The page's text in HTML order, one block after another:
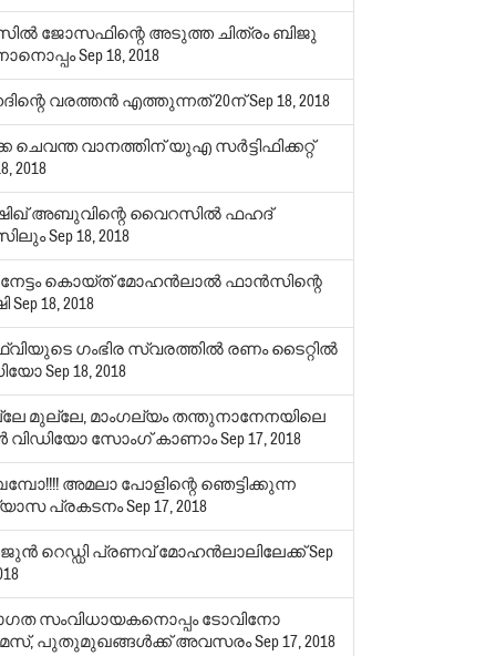
ജോസഫിന്റെ അടുത്ത ചിത്രം ബിജു
Sep 18, 2018
വരത്തന്‍ എത്തുന്നത് 20ന്Sep 18, 2018
ചെവന്ത വാനത്തിന് യുഎ സര്‍ട്ടിഫിക്കറ്റ്
2018
അബുവിന്റെ വൈറസില്‍ ഫഹദ്
Sep 18, 2018
കൊയ്ത് മോഹന്‍ലാല്‍ ഫാന്‍സിന്റെ
Sep 18, 2018
ഗംഭിര സ്വരത്തില്‍ രണം ടൈറ്റില്‍
Sep 18, 2018
മുല്ലേ, മാംഗല്യം തന്തുനാനേനയിലെ
സോംഗ് കാണാംSep 17, 2018
അമലാ പോളിന്റെ ഞെട്ടിക്കുന്ന
പ്രകടനംSep 17, 2018
റെഡ്ഡി പ്രണവ് മോഹന്‍ലാലിലേക്ക്Sep
സംവിധായകനൊപ്പം ടോവിനോ
പുതുമുഖങ്ങള്‍ക്ക് അവസരംSep 17, 2018